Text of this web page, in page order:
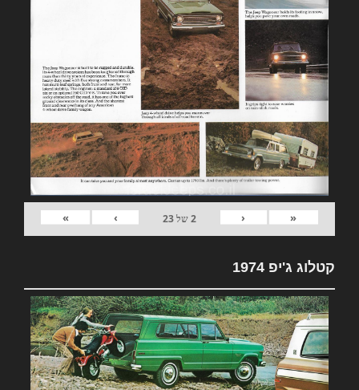
«
‹
2של23
›
»
קטלוג ג'יפ 1974